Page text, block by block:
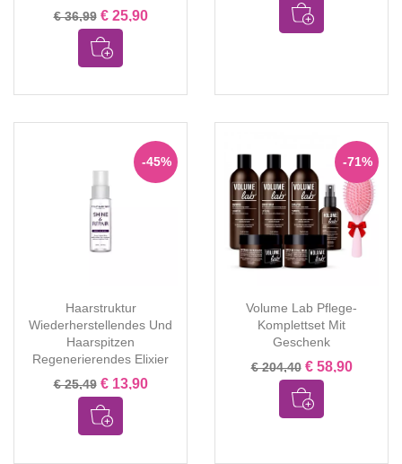
€ 36,99 € 25,90
Haarstruktur
Wiederherstellendes Und
Haarspitzen
Regenerierendes Elixier
€ 25,49 € 13,90
-45%
Volume Lab Pflege-
Komplettset Mit
Geschenk
€ 204,40 € 58,90
-71%